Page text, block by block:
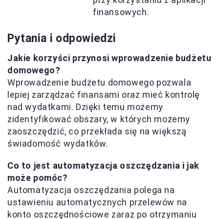
finansowych.
Pytania i odpowiedzi
Jakie korzyści przynosi wprowadzenie budżetu
domowego?
Wprowadzenie budżetu domowego pozwala
lepiej zarządzać finansami oraz mieć kontrolę
nad wydatkami. Dzięki temu możemy
zidentyfikować obszary, w których możemy
zaoszczędzić, co przekłada się na większą
świadomość wydatków.
Co to jest automatyzacja oszczędzania i jak
może pomóc?
Automatyzacja oszczędzania polega na
ustawieniu automatycznych przelewów na
konto oszczędnościowe zaraz po otrzymaniu